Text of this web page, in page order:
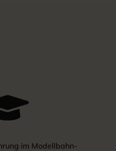
im Modellbahn-